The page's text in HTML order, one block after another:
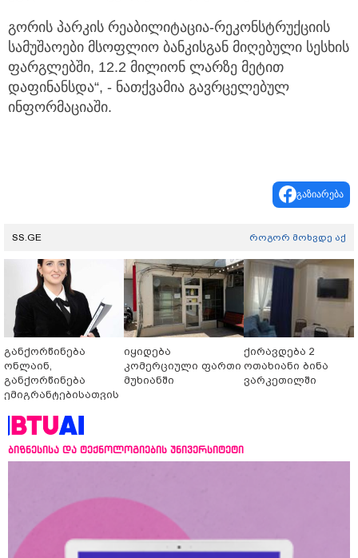
გორის პარკის რეაბილიტაცია-რეკონსტრუქციის
სამუშაოები მსოფლიო ბანკისგან მიღებული სესხის
ფარგლებში, 12.2 მილიონ ლარზე მეტით
დაფინანსდა“, - ნათქვამია გავრცელებულ
ინფორმაციაში.
გაზიარება
SS.GE როგორ მოხვდე აქ
განქორწინება
ონლაინ,
განქორწინება
ემიგრანტებისათვის
ჩამოსვლის გარეშე
იყიდება
კომერციული ფართი
მუხიანში
ქირავდება 2
ოთახიანი ბინა
ვარკეთილში
ბიზნესისა და ტექნოლოგიების უნივერსიტეტი